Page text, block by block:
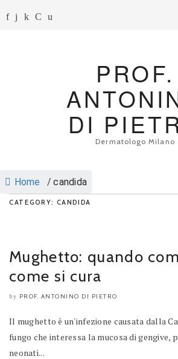
PROF.
DI
Dermatologo Milano
Home / candida
CATEGORY: CANDIDA
Mughetto: quando
come si cura
by PROF. ANTONINO DI PIETRO
Il mughetto è un'infezione causata dalla
fungo che interessa la mucosa di gengive,
neonati...